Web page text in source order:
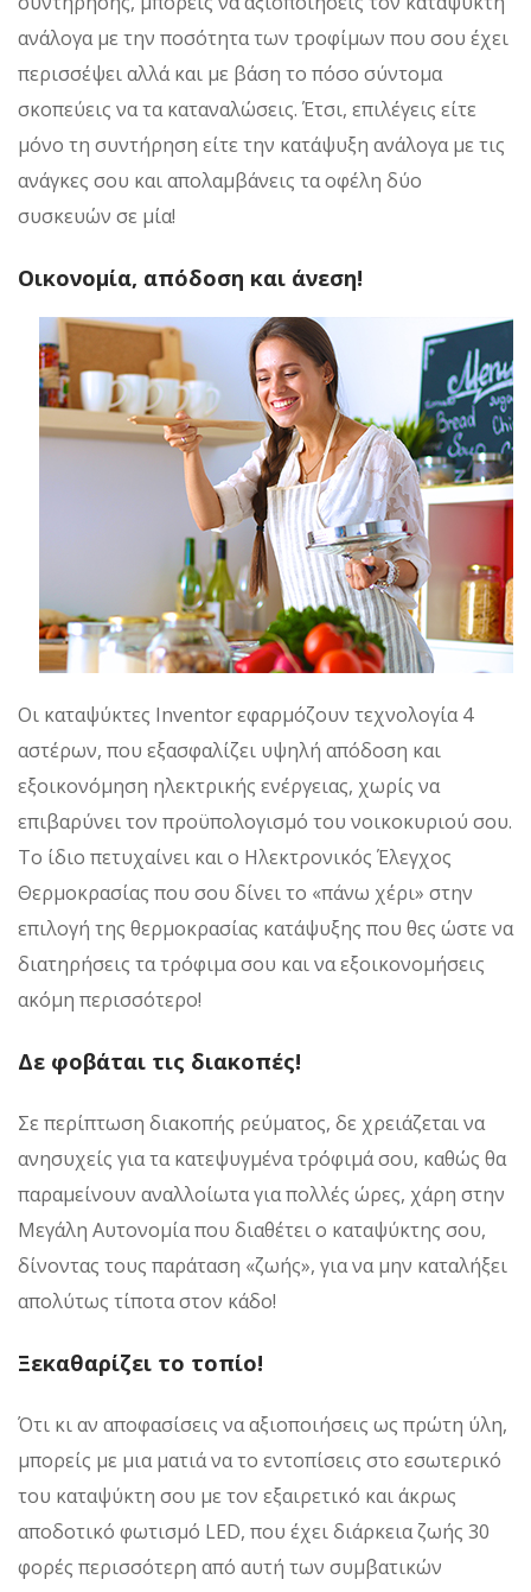
ανάλογα με την ποσότητα των τροφίμων που σου έχει
περισσέψει αλλά και με βάση το πόσο σύντομα
σκοπεύεις να τα καταναλώσεις. Έτσι, επιλέγεις είτε
μόνο τη συντήρηση είτε την κατάψυξη ανάλογα με τις
ανάγκες σου και απολαμβάνεις τα οφέλη δύο
συσκευών σε μία!
Οικονομία, απόδοση και άνεση!
Οι καταψύκτες Inventor εφαρμόζουν τεχνολογία 4
αστέρων, που εξασφαλίζει υψηλή απόδοση και
εξοικονόμηση ηλεκτρικής ενέργειας, χωρίς να
επιβαρύνει τον προϋπολογισμό του νοικοκυριού σου.
Το ίδιο πετυχαίνει και ο Ηλεκτρονικός Έλεγχος
Θερμοκρασίας που σου δίνει το «πάνω χέρι» στην
επιλογή της θερμοκρασίας κατάψυξης που θες ώστε να
διατηρήσεις τα τρόφιμα σου και να εξοικονομήσεις
ακόμη περισσότερο!
Δε φοβάται τις διακοπές!
Σε περίπτωση διακοπής ρεύματος, δε χρειάζεται να
ανησυχείς για τα κατεψυγμένα τρόφιμά σου, καθώς θα
παραμείνουν αναλλοίωτα για πολλές ώρες, χάρη στην
Μεγάλη Αυτονομία που διαθέτει ο καταψύκτης σου,
δίνοντας τους παράταση «ζωής», για να μην καταλήξει
απολύτως τίποτα στον κάδο!
Ξεκαθαρίζει το τοπίο!
Ότι κι αν αποφασίσεις να αξιοποιήσεις ως πρώτη ύλη,
μπορείς με μια ματιά να το εντοπίσεις στο εσωτερικό
του καταψύκτη σου με τον εξαιρετικό και άκρως
αποδοτικό φωτισμό LED, που έχει διάρκεια ζωής 30
φορές περισσότερη από αυτή των συμβατικών